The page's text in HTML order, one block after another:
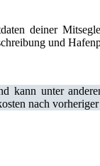
deiner
und
kann unter
nach